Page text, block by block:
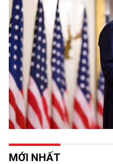
MỚI NHẤT